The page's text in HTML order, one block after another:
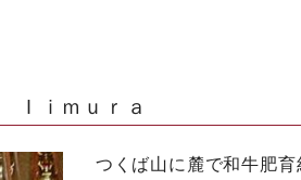
ｉｍｕｒａ
つくば山に麓で和牛肥